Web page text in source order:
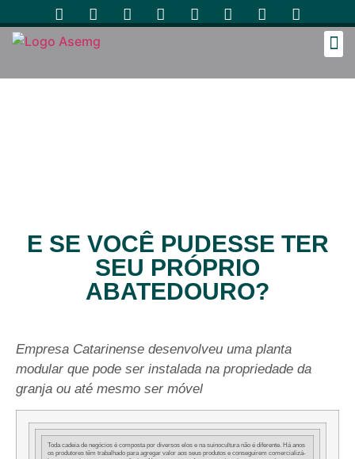
E SE VOCÊ PUDESSE TER
SEU PRÓPRIO
ABATEDOURO?
Empresa Catarinense desenvolveu uma planta
modular que pode ser instalada na propriedade da
granja ou até mesmo ser móvel
Toda cadeia de negócios é composta por diversos elos e na suinocultura não é diferente. Há anos
os produtores têm trabalhado para agregar valor aos seus produtos e conseguirem comercializá-